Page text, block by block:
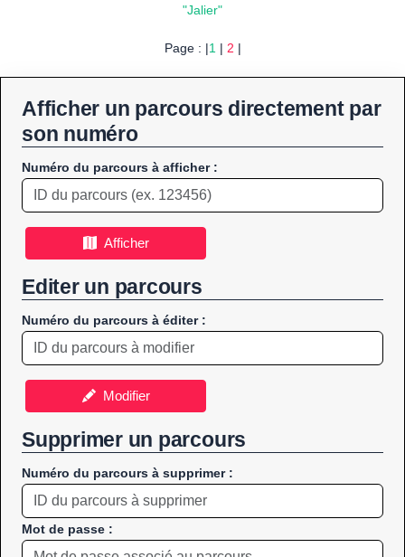
"Jalier"
Page : |1| 2 |
Afficher un parcours directement par
son numéro
Numéro du parcours à afficher :
Afficher
Editer un parcours
Numéro du parcours à éditer :
Modifier
Supprimer un parcours
Numéro du parcours à supprimer :
Mot de passe :